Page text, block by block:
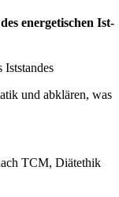
energetischen Ist-
Iststandes
und abklären, was
TCM, Diätethik